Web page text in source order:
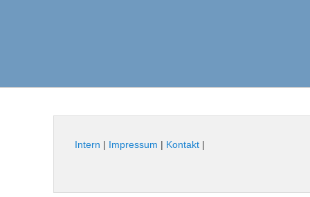
Intern | Impressum | Kontakt |